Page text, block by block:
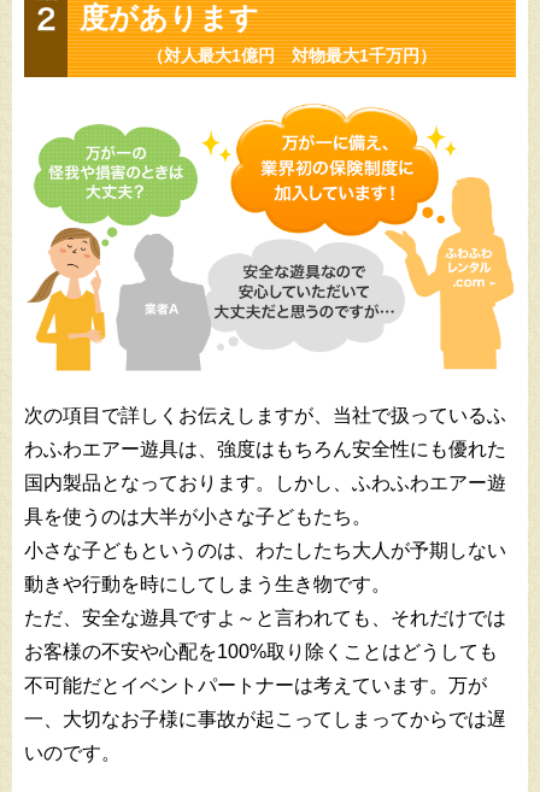
度があります
（対人最大1億円 対物最大1千万円）
次の項目で詳しくお伝えしますが、当社で扱っているふ
わふわエアー遊具は、強度はもちろん安全性にも優れた
国内製品となっております。しかし、ふわふわエアー遊
具を使うのは大半が小さな子どもたち。
小さな子どもというのは、わたしたち大人が予期しない
動きや行動を時にしてしまう生き物です。
ただ、安全な遊具ですよ～と言われても、それだけでは
お客様の不安や心配を100%取り除くことはどうしても
不可能だとイベントパートナーは考えています。万が
一、大切なお子様に事故が起こってしまってからでは遅
いのです。